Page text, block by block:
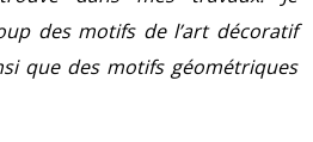
des motifs de l’art décoratif
que des motifs géométriques